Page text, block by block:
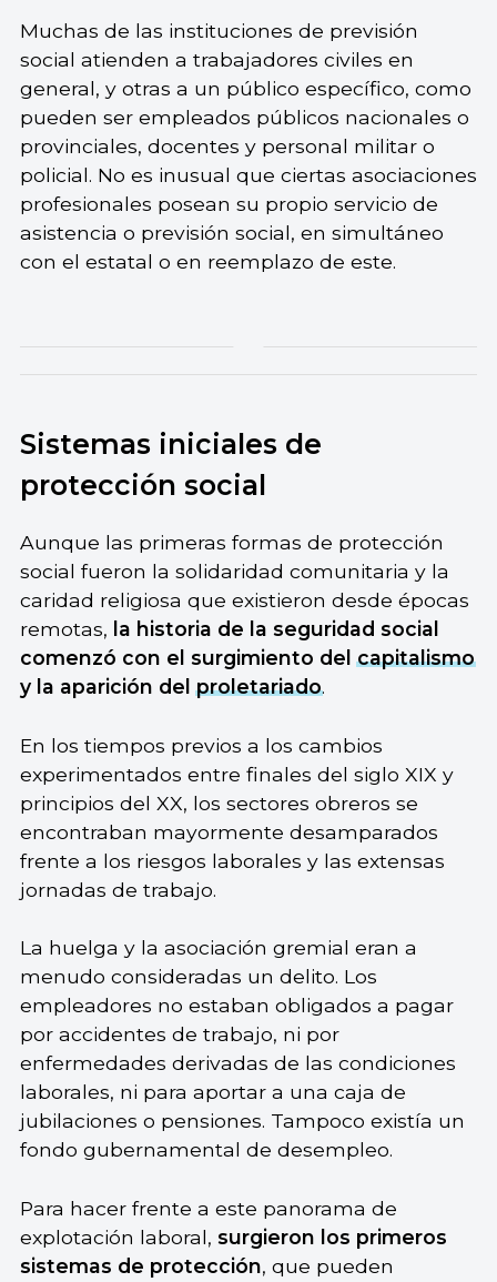
Muchas de las instituciones de previsión
social atienden a trabajadores civiles en
general, y otras a un público específico, como
pueden ser empleados públicos nacionales o
provinciales, docentes y personal militar o
policial. No es inusual que ciertas asociaciones
profesionales posean su propio servicio de
asistencia o previsión social, en simultáneo
con el estatal o en reemplazo de este.
Sistemas iniciales de
protección social
Aunque las primeras formas de protección
social fueron la solidaridad comunitaria y la
caridad religiosa que existieron desde épocas
remotas, la historia de la seguridad social
comenzó con el surgimiento delcapitalismo
y la aparición delproletariado.
En los tiempos previos a los cambios
experimentados entre finales del siglo XIX y
principios del XX, los sectores obreros se
encontraban mayormente desamparados
frente a los riesgos laborales y las extensas
jornadas de trabajo.
La huelga y la asociación gremial eran a
menudo consideradas un delito. Los
empleadores no estaban obligados a pagar
por accidentes de trabajo, ni por
enfermedades derivadas de las condiciones
laborales, ni para aportar a una caja de
jubilaciones o pensiones. Tampoco existía un
fondo gubernamental de desempleo.
Para hacer frente a este panorama de
explotación laboral, surgieron los primeros
sistemas de protección, que pueden